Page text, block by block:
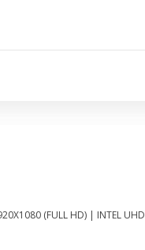
(FULL HD) | INTEL UHD